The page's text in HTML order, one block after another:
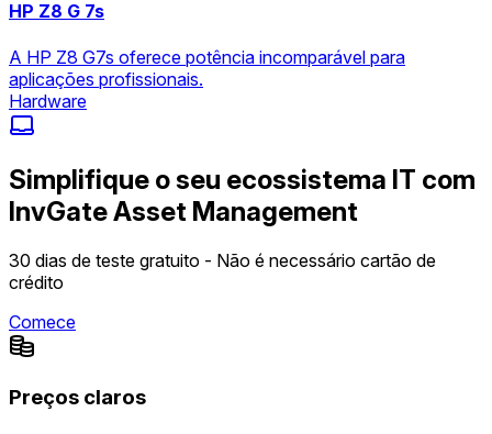
HP Z8 G 7s
A HP Z8 G7s oferece potência incomparável para
aplicações profissionais.
Hardware
Simplifique o seu ecossistema IT com
InvGate Asset Management
30 dias de teste gratuito - Não é necessário cartão de
crédito
Comece
Preços claros